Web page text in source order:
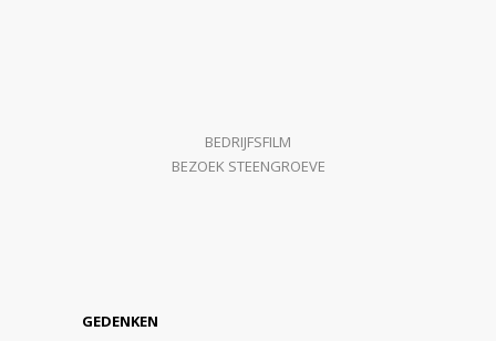
BEDRIJFSFILM
BEZOEK STEENGROEVE
GEDENKEN